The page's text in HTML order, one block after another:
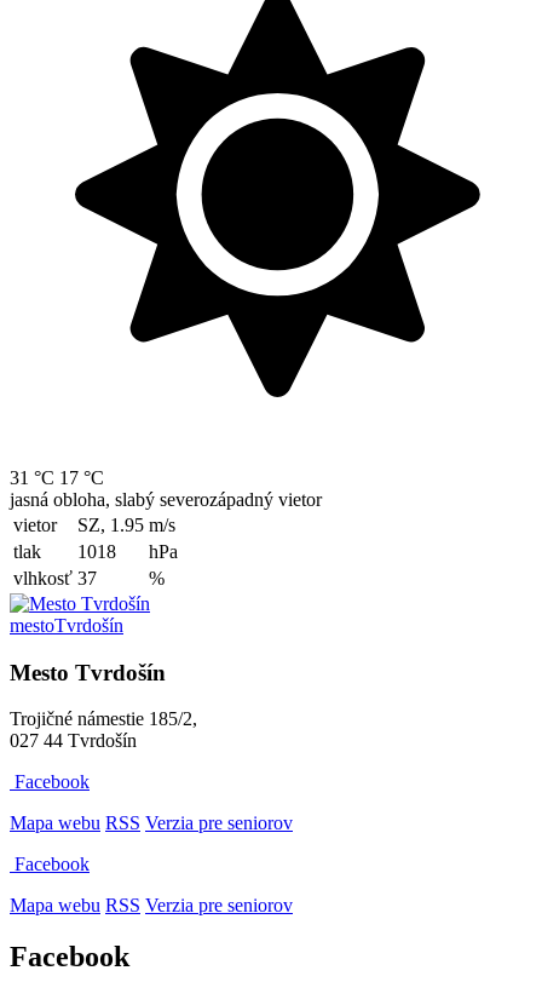
31 °C 17 °C
jasná obloha, slabý severozápadný vietor
vietor
SZ, 1.95 m/s
tlak
1018
hPa
vlhkosť 37 %
mestoTvrdošín
Mesto Tvrdošín
Trojičné námestie 185/2,
027 44 Tvrdošín
Facebook
Mapa webu RSS Verzia pre seniorov
Facebook
Mapa webu RSS Verzia pre seniorov
Facebook